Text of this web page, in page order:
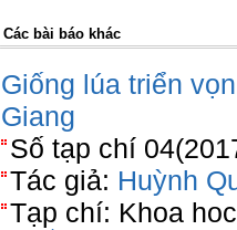
Các bài báo khác
Giống lúa triển
Giang
Số tạp chí
Tác giả: Huỳnh
Tạp chí: Khoa